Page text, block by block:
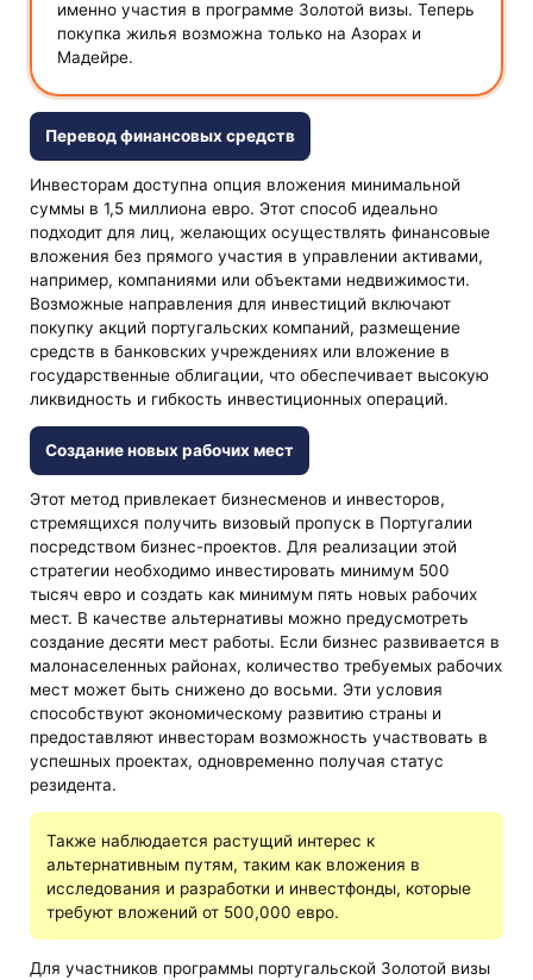
именно участия в программе Золотой визы. Теперь
покупка жилья возможна только на Азорах и
Мадейре.
Перевод финансовых средств
Инвесторам доступна опция вложения минимальной
суммы в 1,5 миллиона евро. Этот способ идеально
подходит для лиц, желающих осуществлять финансовые
вложения без прямого участия в управлении активами,
например, компаниями или объектами недвижимости.
Возможные направления для инвестиций включают
покупку акций португальских компаний, размещение
средств в банковских учреждениях или вложение в
государственные облигации, что обеспечивает высокую
ликвидность и гибкость инвестиционных операций.
Создание новых рабочих мест
Этот метод привлекает бизнесменов и инвесторов,
стремящихся получить визовый пропуск в Португалии
посредством бизнес-проектов. Для реализации этой
стратегии необходимо инвестировать минимум 500
тысяч евро и создать как минимум пять новых рабочих
мест. В качестве альтернативы можно предусмотреть
создание десяти мест работы. Если бизнес развивается в
малонаселенных районах, количество требуемых рабочих
мест может быть снижено до восьми. Эти условия
способствуют экономическому развитию страны и
предоставляют инвесторам возможность участвовать в
успешных проектах, одновременно получая статус
резидента.
Также наблюдается растущий интерес к
альтернативным путям, таким как вложения в
исследования и разработки и инвестфонды, которые
требуют вложений от 500,000 евро.
Для участников программы португальской Золотой визы